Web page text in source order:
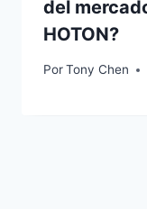
del
HOTON?
PorTony Chen